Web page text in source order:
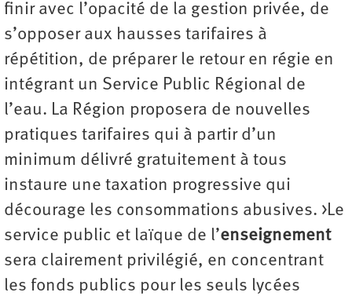
finir avec l’opacité de la gestion privée, de
s’opposer aux hausses tarifaires à
répétition, de préparer le retour en régie en
intégrant un Service Public Régional de
l’eau. La Région proposera de nouvelles
pratiques tarifaires qui à partir d’un
minimum délivré gratuitement à tous
instaure une taxation progressive qui
décourage les consommations abusives. >Le
service public et laïque de l’enseignement
sera clairement privilégié, en concentrant
les fonds publics pour les seuls lycées